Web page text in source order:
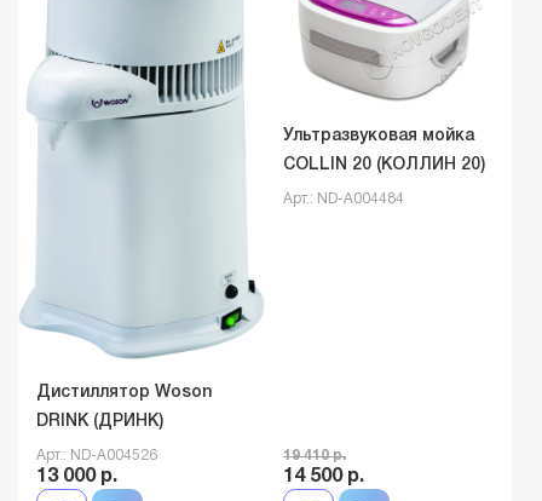
Дистиллятор Woson
DRINK (ДРИНК)
Арт.: ND-A004526
13 000 р.
Ультразвуковая мойка
COLLIN 20 (КОЛЛИН 20)
Арт.: ND-A004484
19 410 р.
14 500 р.